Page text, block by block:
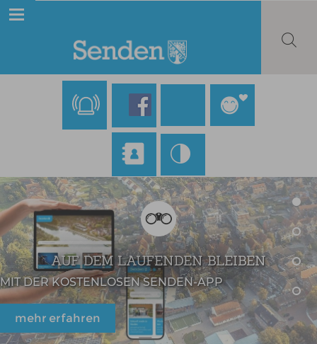
AUF DEM LAUFENDEN BLEIBEN
MIT DER KOSTENLOSEN SENDEN-APP
mehr erfahren